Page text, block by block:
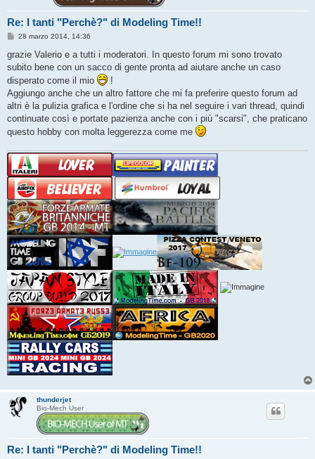
Re: I tanti "Perchè?" di Modeling Time!!
M
s
a
g
g
i
o
28 marzo 2014, 14:36
grazie Valerio e a tutti i moderatori. In questo forum mi sono trovato
subito bene con un sacco di gente pronta ad aiutare anche un caso
disperato come il mio
!
Aggiungo anche che un altro fattore che mi fa preferire questo forum ad
altri è la pulizia grafica e l'ordine che si ha nel seguire i vari thread, quindi
continuate così e portate pazienza anche con i più "scarsi", che praticano
questo hobby con molta leggerezza come me
thunderjet
Bio-Mech User
Re: I tanti "Perchè?" di Modeling Time!!